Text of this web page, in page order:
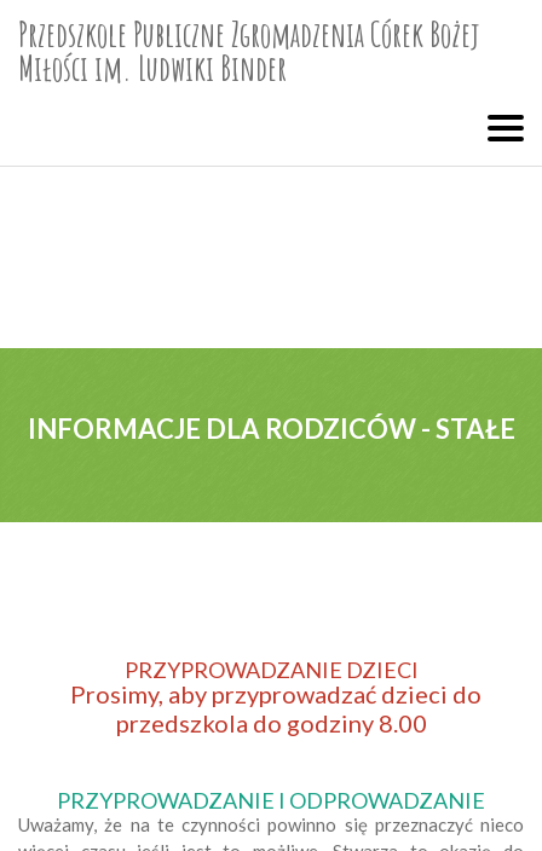
Przedszkole Publiczne Zgromadzenia Córek Bożej
Miłości im. Ludwiki Binder
INFORMACJE DLA RODZICÓW - STAŁE
PRZYPROWADZANIE DZIECI
Prosimy, aby przyprowadzać dzieci do
przedszkola do godziny 8.00
PRZYPROWADZANIE I ODPROWADZANIE
Uważamy, że na te czynności powinno się przeznaczyć nieco